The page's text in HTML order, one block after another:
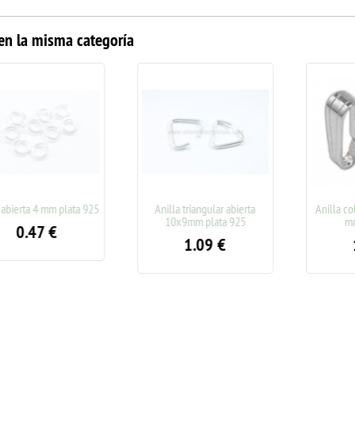
la misma categoría
4 mm plata 925
0.47€
Anilla triangular abierta
10x9mm plata 925
1.09€
Anilla
mm